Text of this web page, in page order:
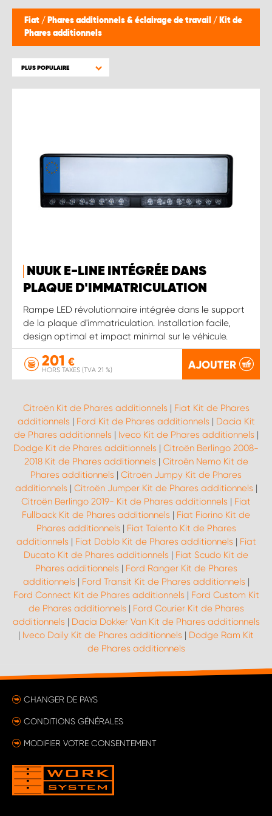
Fiat / Phares additionnels & éclairage de travail / Kit de
Phares additionnels
PLUS POPULAIRE
NUUK E-LINE INTÉGRÉE DANS
PLAQUE D'IMMATRICULATION
Rampe LED révolutionnaire intégrée dans le support
de la plaque d'immatriculation. Installation facile,
design optimal et impact minimal sur le véhicule.
201 €
HORS TAXES (TVA 21 %) AJOUTER
Citroën Kit de Phares additionnels | Fiat Kit de Phares
additionnels | Ford Kit de Phares additionnels | Dacia Kit
de Phares additionnels | Iveco Kit de Phares additionnels |
Dodge Kit de Phares additionnels | Citroën Berlingo 2008-
2018 Kit de Phares additionnels | Citroën Nemo Kit de
Phares additionnels | Citroën Jumpy Kit de Phares
additionnels | Citroën Jumper Kit de Phares additionnels |
Citroën Berlingo 2019- Kit de Phares additionnels | Fiat
Fullback Kit de Phares additionnels | Fiat Fiorino Kit de
Phares additionnels | Fiat Talento Kit de Phares
additionnels | Fiat Doblo Kit de Phares additionnels | Fiat
Ducato Kit de Phares additionnels | Fiat Scudo Kit de
Phares additionnels | Ford Ranger Kit de Phares
additionnels | Ford Transit Kit de Phares additionnels |
Ford Connect Kit de Phares additionnels | Ford Custom Kit
de Phares additionnels | Ford Courier Kit de Phares
additionnels | Dacia Dokker Van Kit de Phares additionnels
| Iveco Daily Kit de Phares additionnels | Dodge Ram Kit
de Phares additionnels
CHANGER DE PAYS
CONDITIONS GÉNÉRALES
MODIFIER VOTRE CONSENTEMENT
WORK SYSTEM LIMBURG-KEMPEN
WORK SYSTEM NAMUR